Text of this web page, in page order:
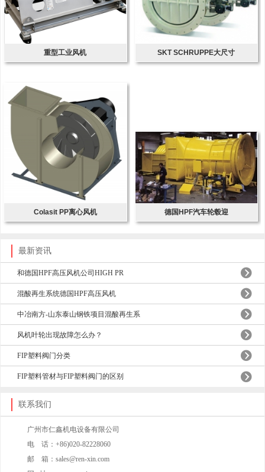
重型工业风机 SKT SCHRUPPE大尺寸
Colasit PP离心风机 德国HPF汽车轮毂迎
最新资讯
和德国HPF高压风机公司HIGH PR
混酸再生系统德国HPF高压风机
中冶南方-山东泰山钢铁项目混酸再生系
风机叶轮出现故障怎么办？
FIP塑料阀门分类
FIP塑料管材与FIP塑料阀门的区别
联系我们
广州市仁鑫机电设备有限公司
电 话：+86)020-82228060
邮 箱：sales@ren-xin.com